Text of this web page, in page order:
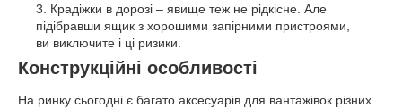
Крадіжки в дорозі – явище теж не рідкісне. Але
підібравши ящик з хорошими запірними пристроями,
ви виключите і ці ризики.
Конструкційні особливості
На ринку сьогодні є багато аксесуарів для вантажівок різних